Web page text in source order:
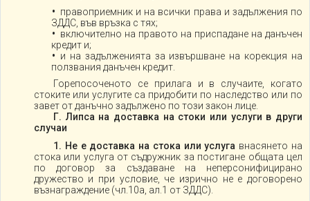
правоприемник и на всички права и задължения по
ЗДДС, във връзка с тях;
включително на правото на приспадане на данъчен
кредит и;
и на задълженията за извършване на корекция на
ползвания данъчен кредит.
Горепосоченото се прилага и в случаите, когато
стоките или услугите са придобити по наследство или по
завет от данъчно задължено по този закон лице.
Г. Липса на доставка на стоки или услуги в други
случаи
1. Не е доставка на стока или услуга внасянето на
стока или услуга от съдружник за постигане общата цел
по договор за създаване на неперсонифицирано
дружество и при условие, че изрично не е договорено
възнаграждение (чл.10а, ал.1 от ЗДДС).